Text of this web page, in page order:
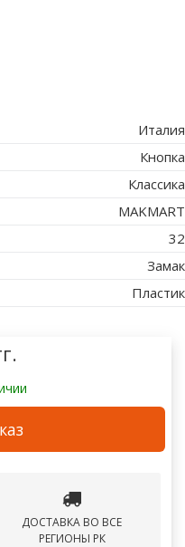
Италия
Кнопка
Классика
MAKMART
32
Замак
Пластик
ДОСТАВКА ВО ВСЕ
РЕГИОНЫ РК